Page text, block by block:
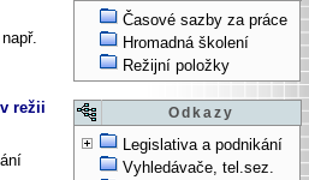
Časové sazby za práce
Hromadná školení
Režijní položky
Odkazy
Legislativa a podnikání
Vyhledávače, tel.sez.
v režii